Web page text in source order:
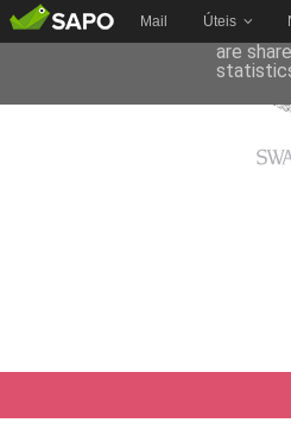
Mail Úteis
This site
are